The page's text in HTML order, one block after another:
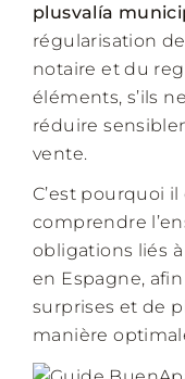
plusvalía
régularisation
notaire et du
éléments, s’ils
réduire
vente.
C’est pourquoi
comprendre
obligations liés
en Espagne,
surprises et de
manière